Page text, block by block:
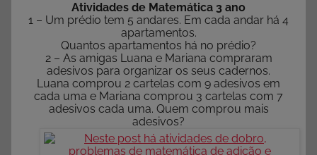
Atividades de Matemática 3 ano
1 – Um prédio tem 5 andares. Em cada andar há 4
apartamentos.
Quantos apartamentos há no prédio?
2 – As amigas Luana e Mariana compraram
adesivos para organizar os seus cadernos.
Luana comprou 2 cartelas com 9 adesivos em
cada uma e Mariana comprou 3 cartelas com 7
adesivos cada uma. Quem comprou mais
adesivos?